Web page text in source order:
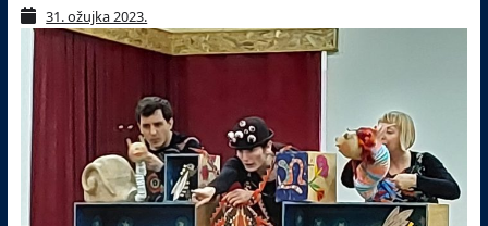
31. ožujka 2023.